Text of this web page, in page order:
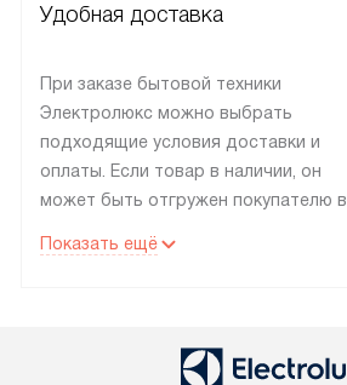
Удобная доставка
При заказе бытовой техники
Электролюкс можно выбрать
подходящие условия доставки и
оплаты. Если товар в наличии, он
может быть отгружен покупателю в
специальным лейблом
оплачивается дополнительно.
Возможна доставка товаров по
Показать ещё